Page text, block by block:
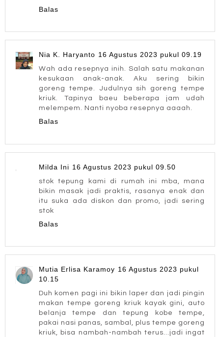
Balas
Nia K. Haryanto 16 Agustus 2023 pukul 09.19
Wah ada resepnya inih. Salah satu makanan
kesukaan anak-anak. Aku sering bikin
goreng tempe. Judulnya sih goreng tempe
kriuk. Tapinya baeu beberapa jam udah
melempem. Nanti nyoba resepnya aaaah.
Balas
Milda Ini 16 Agustus 2023 pukul 09.50
stok tepung kami di rumah ini mba, mana
bikin masak jadi praktis, rasanya enak dan
itu suka ada diskon dan promo, jadi sering
stok
Balas
Mutia Erlisa Karamoy 16 Agustus 2023 pukul
10.15
Duh komen pagi ini bikin laper dan jadi pingin
makan tempe goreng kriuk kayak gini, auto
belanja tempe dan tepung kobe tempe,
pakai nasi panas, sambal, plus tempe goreng
kriuk, bisa nambah-nambah terus...jadi ingat